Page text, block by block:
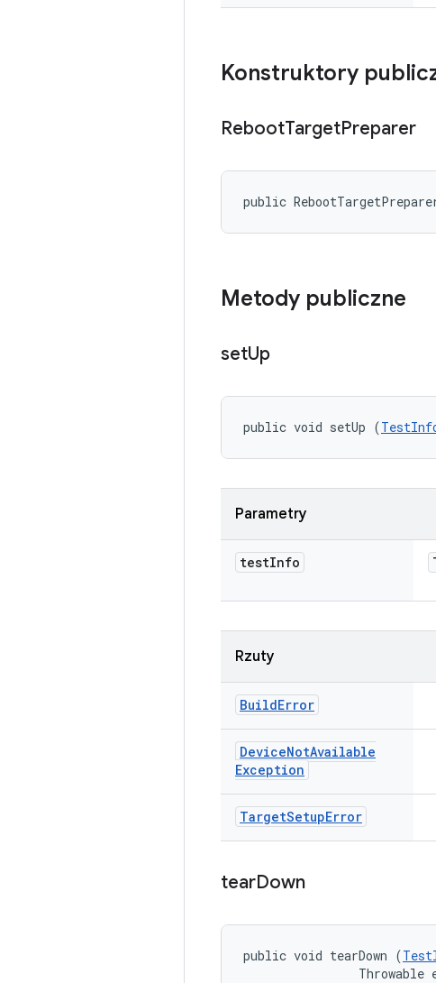
Konstruktory
RebootTargetPreparer
public
Metody publiczne
setUp
public void setUp (
Parametry
testInfo
Rzuty
BuildError
DeviceNotAvailable
Exception
TargetSetupError
tearDown
public void tearDown (
Throwable